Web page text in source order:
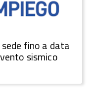
fino a data
sismico